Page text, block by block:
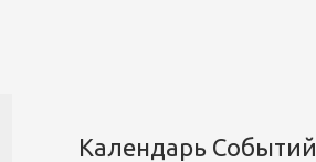
Календарь Событий